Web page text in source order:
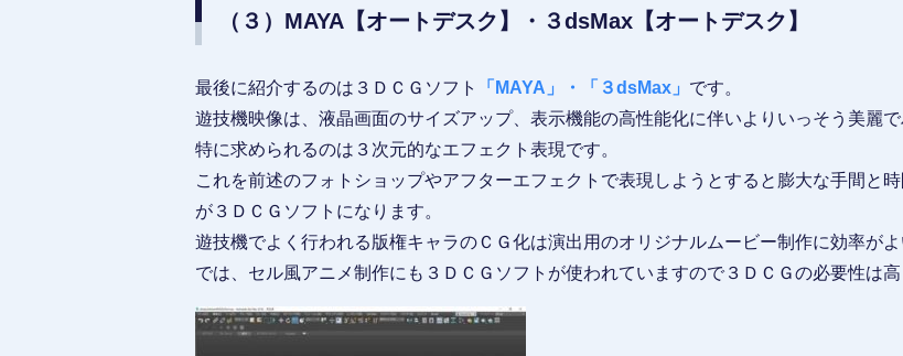
（３）MAYA【オートデスク】・３dsMax【オートデスク】
最後に紹介するのは３ＤＣＧソフト 「MAYA」・「３dsMax」 です。
遊技機映像は、液晶画面のサイズアップ、表示機能の高性能化に伴いよりいっそう美麗
特に求められるのは３次元的なエフェクト表現です。
これを前述のフォトショップやアフターエフェクトで表現しようとすると膨大な手間と
が３ＤＣＧソフトになります。
遊技機でよく行われる版権キャラのＣＧ化は演出用のオリジナルムービー制作に効率が
では、セル風アニメ制作にも３ＤＣＧソフトが使われていますので３ＤＣＧの必要性は高